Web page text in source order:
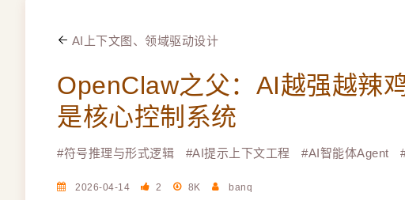
AI上下文图、领域驱动设计
OpenClaw之父：AI越强越辣
是核心控制系统
#符号推理与形式逻辑 #AI提示上下文工程 #AI智能体Agent
2026-04-14 2 8K banq